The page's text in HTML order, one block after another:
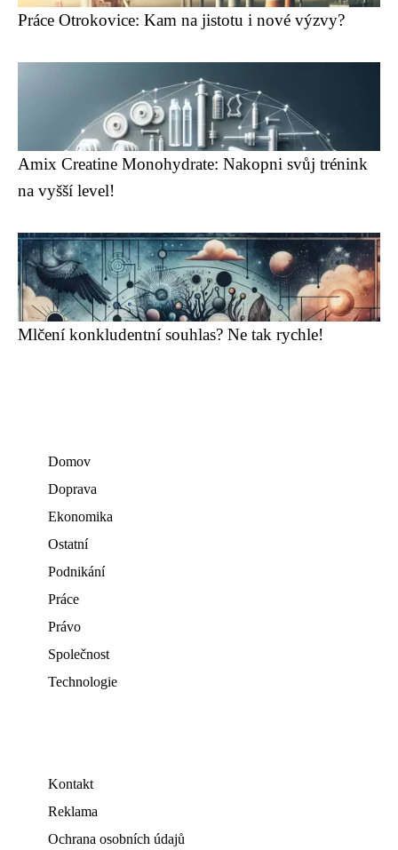
Práce Otrokovice: Kam na jistotu i nové výzvy?
Amix Creatine Monohydrate: Nakopni svůj trénink
na vyšší level!
Mlčení konkludentní souhlas? Ne tak rychle!
Domov
Doprava
Ekonomika
Ostatní
Podnikání
Práce
Právo
Společnost
Technologie
Kontakt
Reklama
Ochrana osobních údajů